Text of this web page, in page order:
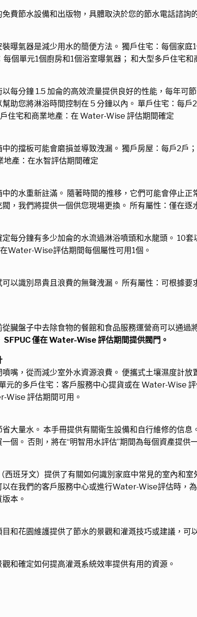
費節水設備和出版物，具體取決於您的節水電話諮詢
曝氣器是減少用水的簡便方法。 獨戶住宅：每個家庭
個單元1個廚房和1個浴室曝氣器； 和大型多戶住宅
每分鐘 1.5 加侖的高效流量提供良好的性能，每年可
助您將淋浴時間控制在 5 分鐘以內。 單戶住宅：每戶
住宅和商業地產：在 Water-Wise 評估期間確定
的擋板可能會磨損並導致洩漏。 獨戶房屋：每戶2戶
地產：在水智評估期間確定
的水重新註滿。 隨著時間的推移，它們可能會停止
，我們將提供一個供您現場更換。 所有屬性：僅在逐
每分鐘有多少加侖的水流過淋浴噴頭和水龍頭。 10
Water-Wise評估期間每個屬性可用1個。
以識別昂貴且浪費的無聲洩漏。 所有屬性：可根據
臟盤子中去除食物的餐館和食品服務運營商可以通過
SFPUC 僅在 Water-Wise 評估期間提供閥門。
嘴，從而減少室外水資源浪費。 便攜式土壤濕度計放
元的多戶住宅：客戶服務中心提貨或在 Water-Wise
Wise 評估期間可用。
大量水。 本手冊提供有關衛生設備和自行維修的信
個。 否則，將在“明智用水評估”期間為每個資產提供
西班牙文）提供了有關如何識別家庭中常見的室內和
在我們的客戶服務中心或進行Water-Wise評估時，
本。
和花園維護提供了節水的景觀和灌溉技巧或建議，可
和確定如何提高灌溉系統效率提供有用的資源。